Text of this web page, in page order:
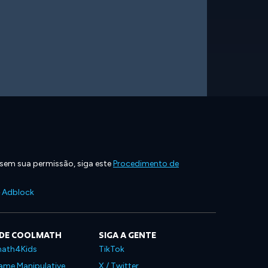
sua permissão, siga esteProcedimento de
Adblock
COOLMATH
Manipulative
SIGA A GENTE
TikTok
X / Twitter